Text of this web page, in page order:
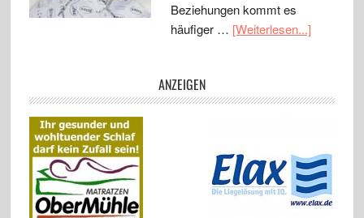
Beziehungen kommt es
häufiger … [Weiterlesen...]
ANZEIGEN